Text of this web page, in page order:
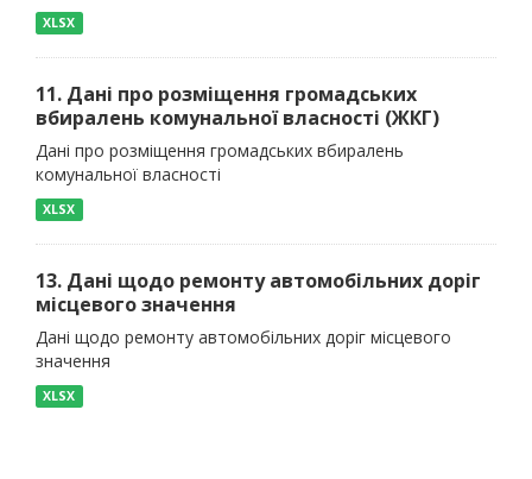
XLSX
11. Дані про розміщення громадських
вбиралень комунальної власності (ЖКГ)
Дані про розміщення громадських вбиралень
комунальної власності
XLSX
13. Дані щодо ремонту автомобільних доріг
місцевого значення
Дані щодо ремонту автомобільних доріг місцевого
значення
XLSX